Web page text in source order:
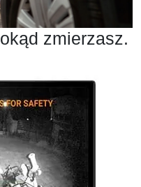
zmierzasz.